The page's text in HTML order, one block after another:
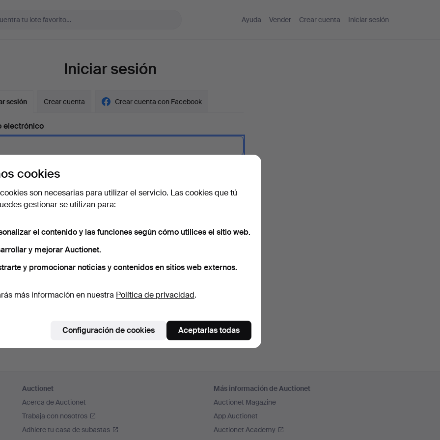
Ayuda Vender Crear cuenta Iniciar sesión
Iniciar sesión
sesión Crear cuenta Crear cuenta con Facebook
electrónico
la contraseña?
Auctionet
Acerca de Auctionet
Trabaja con nosotros
Adhiere tu casa de subastas
Más información de Auctionet
Auctionet Magazine
App Auctionet
Auctionet Academy
cookies
son necesarias para utilizar el servicio. Las cookies que tú
gestionar se utilizan para:
el contenido y las funciones según cómo utilices el sitio web.
y mejorar Auctionet.
y promocionar noticias y contenidos en sitios web externos.
más información en nuestra Política de privacidad.
Configuración de cookies Aceptarlas todas